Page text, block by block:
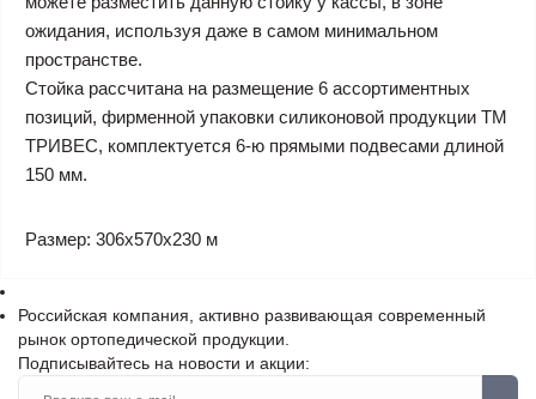
ожидания, используя даже в самом минимальном
пространстве.
Стойка рассчитана на размещение 6 ассортиментных
позиций, фирменной упаковки силиконовой продукции ТМ
ТРИВЕС, комплектуется 6-ю прямыми подвесами длиной
150 мм.
Размер: 306х570х230 м
Российская компания, активно развивающая современный
рынок ортопедической продукции.
Подписывайтесь на новости и акции: